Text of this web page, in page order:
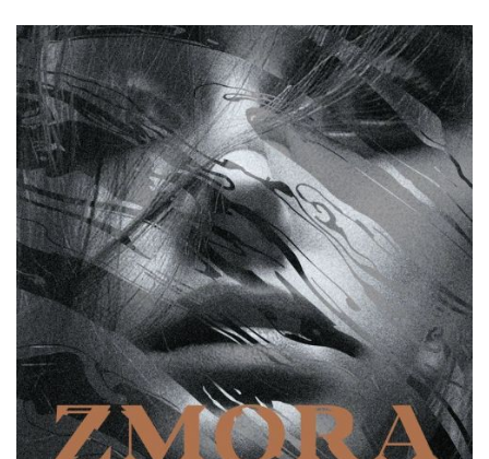
NOWOŚCI
PATRONATY
WYWIADY
RECENZJE
DO CZYTANIA
NA EKRANIE
KONTAKT